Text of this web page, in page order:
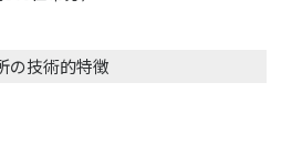
の技術的特徴